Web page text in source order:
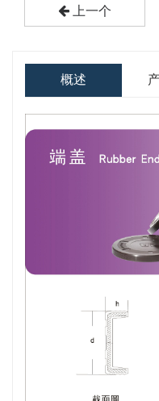
上一个
概述